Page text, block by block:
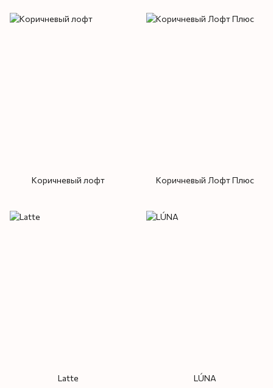
Коричневый лофт Коричневый Лофт Плюс
Latte LÚNA